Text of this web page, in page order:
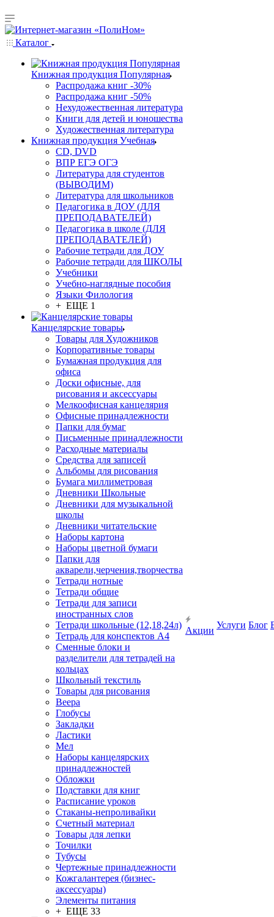
Каталог
Книжная продукция Популярная
Распродажа книг -30%
Распродажа книг -50%
Нехудожественная литература
Книги для детей и юношества
Художественная литература
Книжная продукция Учебная
CD, DVD
ВПР ЕГЭ ОГЭ
Литература для студентов
(ВЫВОДИМ)
Литература для школьников
Педагогика в ДОУ (ДЛЯ
ПРЕПОДАВАТЕЛЕЙ)
Педагогика в школе (ДЛЯ
ПРЕПОДАВАТЕЛЕЙ)
Рабочие тетради для ДОУ
Рабочие тетради для ШКОЛЫ
Учебники
Учебно-наглядные пособия
Языки Филология
+ ЕЩЕ 1
Канцелярские товары
Товары для Художников
Корпоративные товары
Бумажная продукция для
офиса
Доски офисные, для
рисования и аксессуары
Мелкоофисная канцелярия
Офисные принадлежности
Папки для бумаг
Письменные принадлежности
Расходные материалы
Средства для записей
Альбомы для рисования
Бумага миллиметровая
Дневники Школьные
Дневники для музыкальной
школы
Дневники читательские
Наборы картона
Наборы цветной бумаги
Папки для
акварели,черчения,творчества
Тетради нотные
Тетради общие
Тетради для записи
иностранных слов
Тетради школьные (12,18,24л)
Тетрадь для конспектов А4
Сменные блоки и
разделители для тетрадей на
кольцах
Школьный текстиль
Товары для рисования
Веера
Глобусы
Закладки
Ластики
Мел
Наборы канцелярских
принадлежностей
Обложки
Подставки для книг
Расписание уроков
Стаканы-непроливайки
Счетный материал
Товары для лепки
Точилки
Тубусы
Чертежные принадлежности
Кожгалантерея (бизнес-
аксессуары)
Элементы питания
+ ЕЩЕ 33
Акции
Услуги Блог